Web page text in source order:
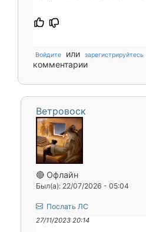
Войдите или зарегистрируйтесь
комментарии
Ветровоск
🔴 Офлайн
Был(а): 22/07/2026 - 05:04
Послать ЛС
27/11/2023 20:14